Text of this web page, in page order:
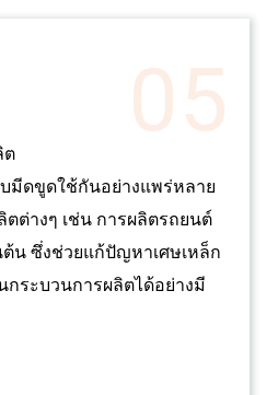
05
ต
มีดขูดใช้กันอย่างแพร่หลาย
ต่างๆ เช่น การผลิตรถยนต์
ต้น ซึ่งช่วยแก้ปัญหาเศษเหล็ก
ระบวนการผลิตได้อย่างมี